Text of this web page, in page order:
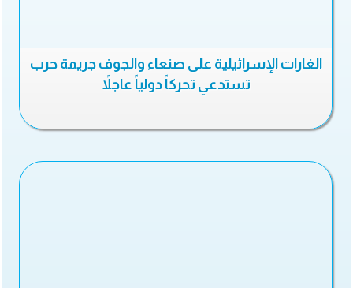
الغارات الإسرائيلية على صنعاء والجوف جريمة حرب
تستدعي تحركاً دولياً عاجلاً